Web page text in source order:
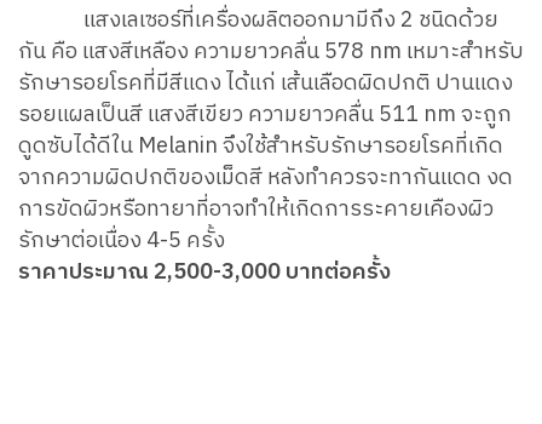
แสงเลเซอร์ที่เครื่องผลิตออกมามีถึง 2 ชนิดด้วย
กัน คือ แสงสีเหลือง ความยาวคลื่น 578 nm เหมาะสำหรับ
รักษารอยโรคที่มีสีแดง ได้แก่ เส้นเลือดผิดปกติ ปานแดง
รอยแผลเป็นสี แสงสีเขียว ความยาวคลื่น 511 nm จะถูก
ดูดซับได้ดีใน Melanin จึงใช้สำหรับรักษารอยโรคที่เกิด
จากความผิดปกติของเม็ดสี หลังทำควรจะทากันแดด งด
การขัดผิวหรือทายาที่อาจทำให้เกิดการระคายเคืองผิว
รักษาต่อเนื่อง 4-5 ครั้ง
ราคาประมาณ 2,500-3,000 บาทต่อครั้ง